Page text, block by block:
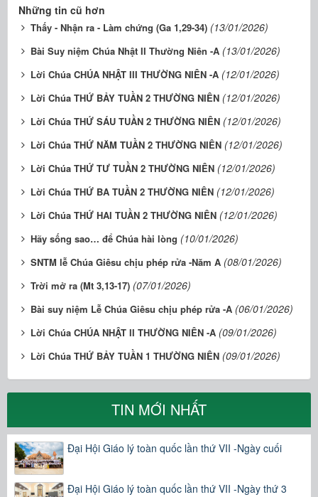
Những tin cũ hơn
Thấy - Nhận ra - Làm chứng (Ga 1,29-34) (13/01/2026)
Bài Suy niệm Chúa Nhật II Thường Niên -A (13/01/2026)
Lời Chúa CHÚA NHẬT III THƯỜNG NIÊN -A (12/01/2026)
Lời Chúa THỨ BẢY TUẦN 2 THƯỜNG NIÊN (12/01/2026)
Lời Chúa THỨ SÁU TUẦN 2 THƯỜNG NIÊN (12/01/2026)
Lời Chúa THỨ NĂM TUẦN 2 THƯỜNG NIÊN (12/01/2026)
Lời Chúa THỨ TƯ TUẦN 2 THƯỜNG NIÊN (12/01/2026)
Lời Chúa THỨ BA TUẦN 2 THƯỜNG NIÊN (12/01/2026)
Lời Chúa THỨ HAI TUẦN 2 THƯỜNG NIÊN (12/01/2026)
Hãy sống sao… để Chúa hài lòng (10/01/2026)
SNTM lễ Chúa Giêsu chịu phép rửa -Năm A (08/01/2026)
Trời mở ra (Mt 3,13-17) (07/01/2026)
Bài suy niệm Lễ Chúa Giêsu chịu phép rửa -A (06/01/2026)
Lời Chúa CHÚA NHẬT II THƯỜNG NIÊN -A (09/01/2026)
Lời Chúa THỨ BẢY TUẦN 1 THƯỜNG NIÊN (09/01/2026)
TIN MỚI NHẤT
Đại Hội Giáo lý toàn quốc lần thứ VII -Ngày cuối
Đại Hội Giáo lý toàn quốc lần thứ VII -Ngày thứ 3